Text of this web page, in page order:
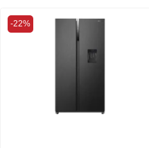
-22%